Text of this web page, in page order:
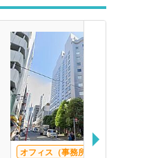
オフィス（事務所）